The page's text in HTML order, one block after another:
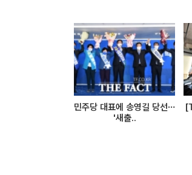
민주당 대표에 송영길 당선…
'새출..